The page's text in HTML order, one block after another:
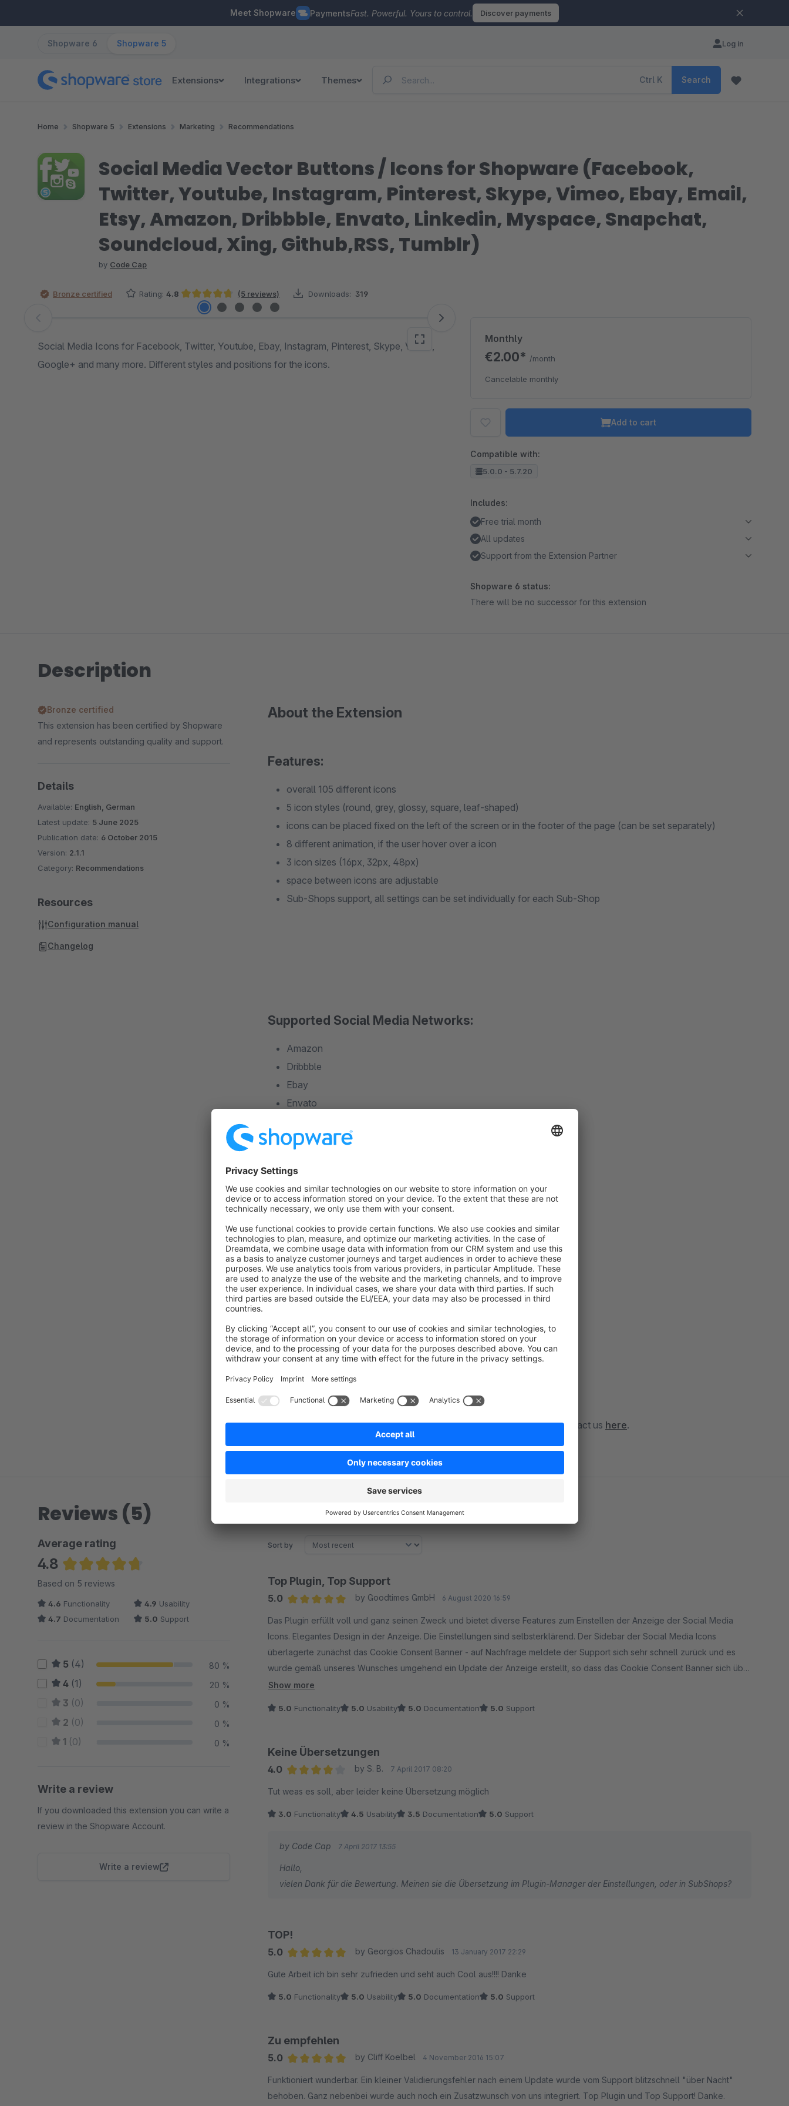
Meet Shopware PaymentsFast. Powerful. Yours to control. Discover payments
Shopware 6 Shopware 5 Log in
Extensions Integrations Themes Ctrl K Search
Home Shopware 5 Extensions Marketing Recommendations
Social Media Vector Buttons / Icons for Shopware (Facebook,
Twitter, Youtube, Instagram, Pinterest, Skype, Vimeo, Ebay, Email,
Etsy, Amazon, Dribbble, Envato, Linkedin, Myspace, Snapchat,
Soundcloud, Xing, Github,RSS, Tumblr)
by Code Cap
Bronze certified Rating: 4.8
Average rating of 4.8 out of 5 stars
(5 reviews) Downloads: 319
Skip image gallery
Social Media Icons for Facebook, Twitter, Youtube, Ebay, Instagram, Pinterest, Skype, Vimeo,
Google+ and many more. Different styles and positions for the icons.
Monthly
€2.00* /month
Cancelable monthly
Add to cart
Compatible with:
5.0.0 - 5.7.20
Includes:
Free trial month
All updates
Support from the Extension Partner
Shopware 6 status:
There will be no successor for this extension
Description
About the Extension
Features:
overall 105 different icons
5 icon styles (round, grey, glossy, square, leaf-shaped)
icons can be placed fixed on the left of the screen or in the footer of the page (can be set separately)
8 different animation, if the user hover over a icon
3 icon sizes (16px, 32px, 48px)
space between icons are adjustable
Sub-Shops support, all settings can be set individually for each Sub-Shop
Supported Social Media Networks:
Amazon
Dribbble
Ebay
Envato
Etsy
Github
Google+
Instagram
Linkedin
Myspace
Pinterest
Snapchat
Soundcloud
Skype (click on icon open the skype app)
Tumblr
Twitter
Vimeo
Support
You have a question about the plugin?
Use our contact form on our website and write us a message.
Plugin is not displayed correctly!
Delete the cache and compile the theme. If this doesn't help, please contact us here.
Bronze certified
This extension has been certified by Shopware
and represents outstanding quality and support.
Details
Available: English, German
Latest update: 5 June 2025
Publication date: 6 October 2015
Version: 2.1.1
Category: Recommendations
Resources
Configuration manual
Changelog
Reviews (5)
Average rating
4.8
Average rating of 4.8 out of 5 stars
Based on 5 reviews
4.6 Functionality 4.9 Usability
4.7 Documentation 5.0 Support
5 (4) 80 %
4 (1) 20 %
3 (0) 0 %
2 (0) 0 %
1 (0) 0 %
Write a review
If you downloaded this extension you can write a
review in the Shopware Account.
Write a review
Sort by
Top Plugin, Top Support
5.0
by Goodtimes GmbH 6 August 2020 16:59
Das Plugin erfüllt voll und ganz seinen Zweck und bietet diverse Features zum Einstellen der Anzeige der Social Media
Icons. Elegantes Design in der Anzeige. Die Einstellungen sind selbsterklärend. Der Sidebar der Social Media Icons
überlagerte zunächst das Cookie Consent Banner - auf Nachfrage meldete der Support sich sehr schnell zurück und es
wurde gemäß unseres Wunsches umgehend ein Update der Anzeige erstellt, so dass das Cookie Consent Banner sich über
die Icons schiebt. Sehr gutes Preis/Leistungs Verhältnis.
Show more
5.0 Functionality 5.0 Usability 5.0 Documentation 5.0 Support
Keine Übersetzungen
4.0
Average rating of 4 out of 5 stars
by S. B. 7 April 2017 08:20
Tut weas es soll, aber leider keine Übersetzung möglich
3.0 Functionality 4.5 Usability 3.5 Documentation 5.0 Support
by Code Cap 7 April 2017 13:55
Hallo,
vielen Dank für die Bewertung. Meinen sie die Übersetzung im Plugin-Manager der Einstellungen, oder in SubShops?
TOP!
5.0
by Georgios Chadoulis 13 January 2017 22:29
Gute Arbeit ich bin sehr zufrieden und seht auch Cool aus!!!! Danke
5.0 Functionality 5.0 Usability 5.0 Documentation 5.0 Support
Zu empfehlen
5.0
by Cliff Koelbel 4 November 2016 15:07
Funktioniert wunderbar. Ein kleiner Validierungsfehler nach einem Update wurde vom Support blitzschnell "über Nacht"
behoben. Ganz nebenbei wurde auch noch ein Zusatzwunsch von uns integriert. Top Plugin und Top Support! Danke.